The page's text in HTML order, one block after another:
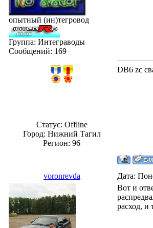
опытный (ин)тегровод
Группа: Интеграводы
Сообщений: 169
Статус: Offline
Город: Нижний Тагил
Регион: 96
DB6 zc
voronrevda Дата:
Вот и
расход, и